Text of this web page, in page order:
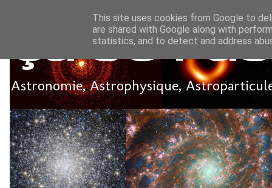
Ça se
Astronomie, Astrophysique,
This site uses cookies from Google to
are shared with Google along with
statistics, and to detect and address